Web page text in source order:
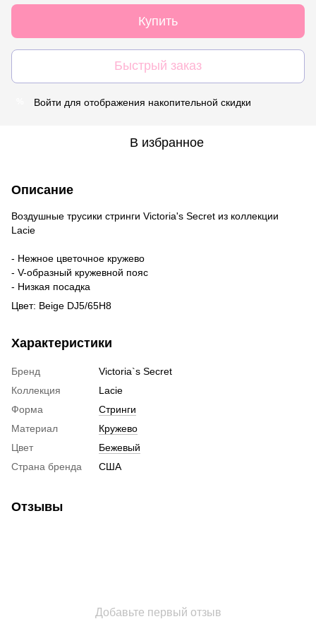
Купить
Быстрый заказ
Войти для отображения накопительной скидки
В избранное
Описание
Воздушные трусики стринги Victoria's Secret из коллекции
Lacie
- Нежное цветочное кружево
- V-образный кружевной пояс
- Низкая посадка
Цвет: Beige DJ5/65H8
Характеристики
Бренд
Victoria`s Secret
Коллекция
Lacie
Форма
Стринги
Материал
Кружево
Цвет
Бежевый
Страна бренда
США
Отзывы
Добавьте первый отзыв